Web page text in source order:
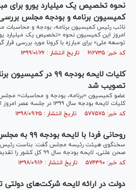
نحوه تخصیص یک میلیارد یورو برای
کمیسیون برنامه و بودجه مجلس
نائب رئیس کمیسیون برنامه، بودجه و
امروز این کمیسیون نحوه «تخصیص یک میلیارد
توسعه ملی» برای مبارزه با کرونا مورد بررسی قرار
کد خبر: ۶۱۲۷۳۵ تاریخ انتشار : ۱۳۹۹/۰۱/۲۶
کلیات لایحه بودجه ۹۹
تصویب شد
عضو کمیسیون «برنامه، بودجه و محاسبات»
کلیات لایحه بودجه سال ۱۳۹۹ در جلسه عصر امروز این کمیسیون خبر داد.
کد خبر: ۵۷۷۵۷۵ تاریخ انتشار : ۱۳۹۸/۰۹/۲۵
روحانی فردا با لایحه بودجه ۹۹ به مجلس می‌رود
صحن علنی، لایحه بودجه سال ۹۹ کل کشور را تقدیم مجلس شورای اسلامی کند.
کد خبر: ۵۷۴۴۹۰ تاریخ انتشار : ۱۳۹۸/۰۹/۱۶
دولت در ارائه لایحه شرکت‌های